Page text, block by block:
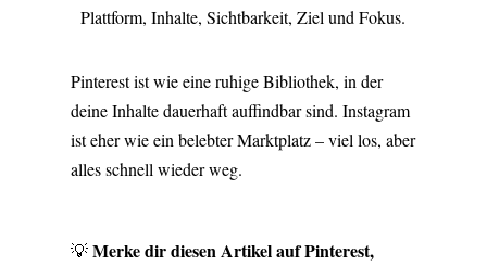
Plattform, Inhalte, Sichtbarkeit, Ziel und Fokus.
Pinterest ist wie eine ruhige Bibliothek, in der
deine Inhalte dauerhaft auffindbar sind. Instagram
ist eher wie ein belebter Marktplatz – viel los, aber
alles schnell wieder weg.
💡Merke dir diesen Artikel auf Pinterest,